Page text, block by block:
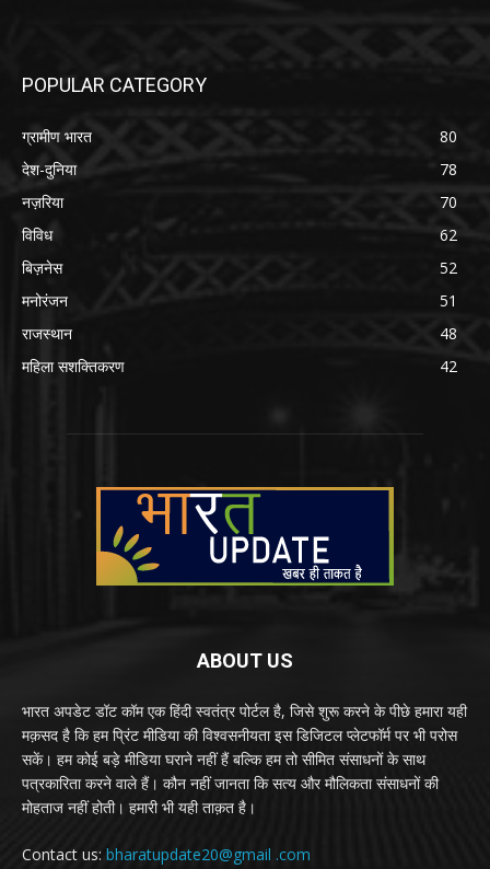
POPULAR CATEGORY
ग्रामीण भारत
80
देश-दुनिया
78
नज़रिया
70
विविध
62
बिज़नेस
52
मनोरंजन
51
राजस्थान
48
महिला सशक्तिकरण
42
ABOUT US
भारत अपडेट डॉट कॉम एक हिंदी स्वतंत्र पोर्टल है, जिसे शुरू करने के पीछे हमारा यही
मक़सद है कि हम प्रिंट मीडिया की विश्वसनीयता इस डिजिटल प्लेटफॉर्म पर भी परोस
सकें। हम कोई बड़े मीडिया घराने नहीं हैं बल्कि हम तो सीमित संसाधनों के साथ
पत्रकारिता करने वाले हैं। कौन नहीं जानता कि सत्य और मौलिकता संसाधनों की
मोहताज नहीं होती। हमारी भी यही ताक़त है।
Contact us: bharatupdate20@gmail .com